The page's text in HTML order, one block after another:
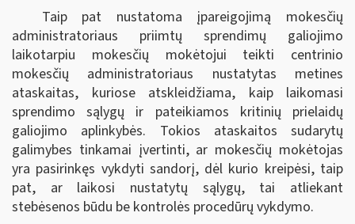
Taip pat nustatoma įpareigojimą mokesčių
administratoriaus priimtų sprendimų galiojimo
laikotarpiu mokesčių mokėtojui teikti centrinio
mokesčių administratoriaus nustatytas metines
ataskaitas, kuriose atskleidžiama, kaip laikomasi
sprendimo sąlygų ir pateikiamos kritinių prielaidų
galiojimo aplinkybės. Tokios ataskaitos sudarytų
galimybes tinkamai įvertinti, ar mokesčių mokėtojas
yra pasirinkęs vykdyti sandorį, dėl kurio kreipėsi, taip
pat, ar laikosi nustatytų sąlygų, tai atliekant
stebėsenos būdu be kontrolės procedūrų vykdymo.